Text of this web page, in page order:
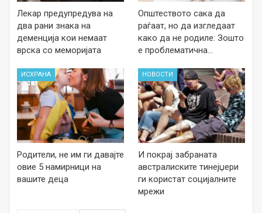
Лекар предупредува на
два рани знака на
деменција кои немаат
врска со меморијата
Општеството сака да
раѓаат, но да изгледаат
како да не родиле: Зошто
е проблематична…
ИСХРАНА
Родители, не им ги давајте
овие 5 намирници на
вашите деца
НОВОСТИ
И покрај забраната
австралиските тинејџери
ги користат социјалните
мрежи